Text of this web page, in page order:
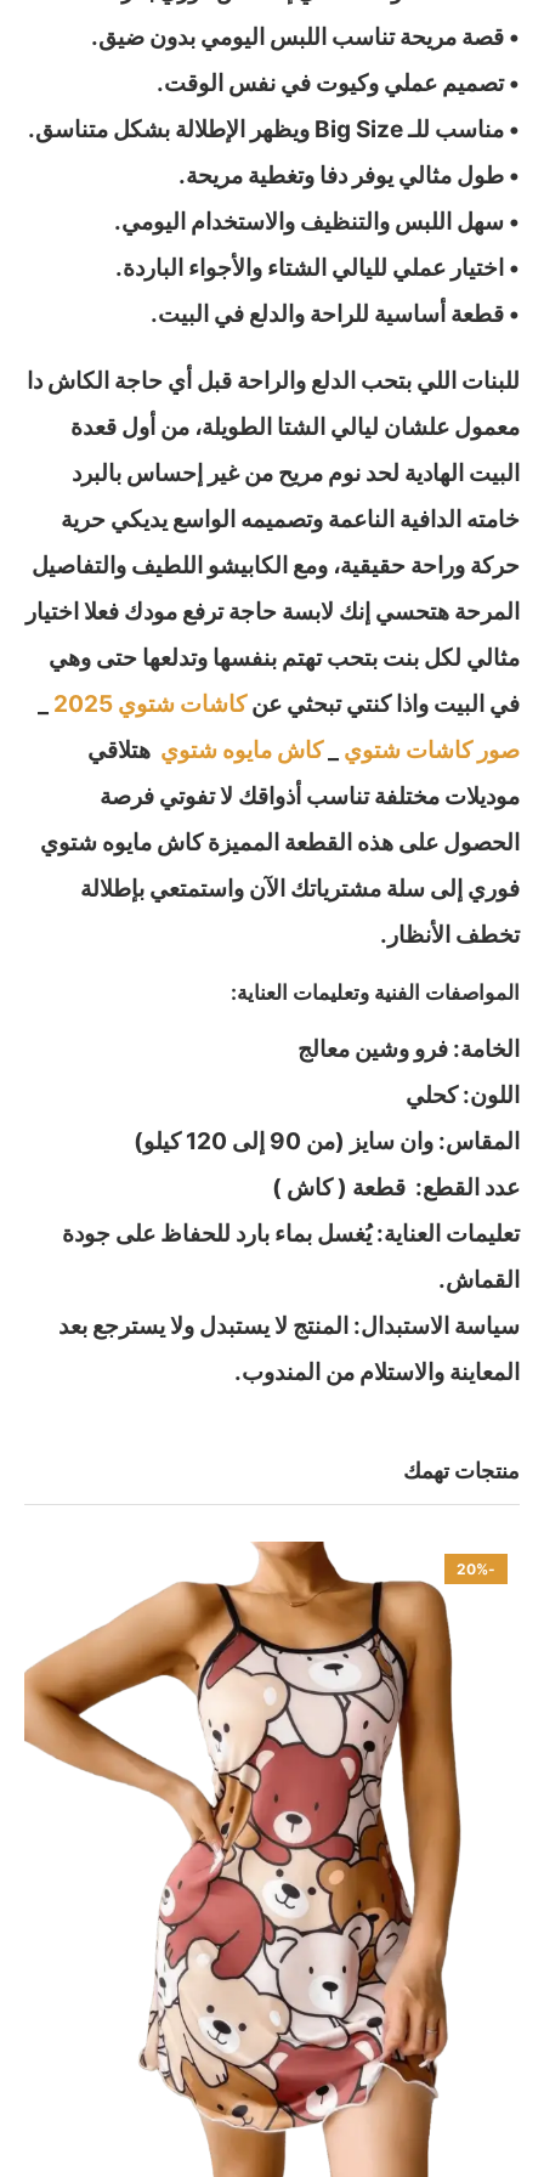
• قصة مريحة تناسب اللبس اليومي بدون ضيق.
• تصميم عملي وكيوت في نفس الوقت.
• مناسب للـ Big Size ويظهر الإطلالة بشكل متناسق.
• طول مثالي يوفر دفا وتغطية مريحة.
• سهل اللبس والتنظيف والاستخدام اليومي.
• اختيار عملي لليالي الشتاء والأجواء الباردة.
• قطعة أساسية للراحة والدلع في البيت.
للبنات اللي بتحب الدلع والراحة قبل أي حاجة الكاش دا
معمول علشان ليالي الشتا الطويلة، من أول قعدة
البيت الهادية لحد نوم مريح من غير إحساس بالبرد
خامته الدافية الناعمة وتصميمه الواسع يديكي حرية
حركة وراحة حقيقية، ومع الكابيشو اللطيف والتفاصيل
المرحة هتحسي إنك لابسة حاجة ترفع مودك فعلا اختيار
مثالي لكل بنت بتحب تهتم بنفسها وتدلعها حتى وهي
في البيت واذا كنتي تبحثي عنكاشات شتوي 2025
صور كاشات شتوي _كاش مايوه شتوي هتلاقي
موديلات مختلفة تناسب أذواقك لا تفوتي فرصة
الحصول على هذه القطعة المميزة كاش مايوه شتوي
فوري إلى سلة مشترياتك الآن واستمتعي بإطلالة
تخطف الأنظار.
المواصفات الفنية وتعليمات العناية:
الخامة: فرو وشين معالج
اللون: كحلي
المقاس: وان سايز (من 90 إلى 120 كيلو)
عدد القطع: قطعة ( كاش )
تعليمات العناية: يُغسل بماء بارد للحفاظ على جودة
القماش.
سياسة الاستبدال: المنتج لا يستبدل ولا يسترجع بعد
المعاينة والاستلام من المندوب.
منتجات تهمك
-20%